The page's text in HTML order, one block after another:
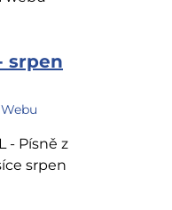
srpen
- Písně z
srpen